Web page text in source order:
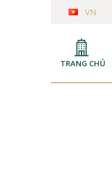
VN
TRANG CHỦ